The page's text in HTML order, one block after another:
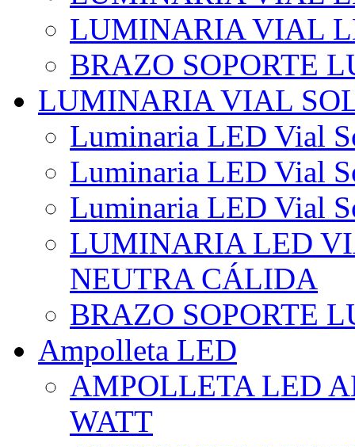
LUMINARIA VIAL
BRAZO SOPORTE
LUMINARIA VIAL
Luminaria LED Vial
Luminaria LED Vial
Luminaria LED Vial
LUMINARIA LED
NEUTRA CÁLIDA
BRAZO SOPORTE
Ampolleta LED
AMPOLLETA LED
WATT